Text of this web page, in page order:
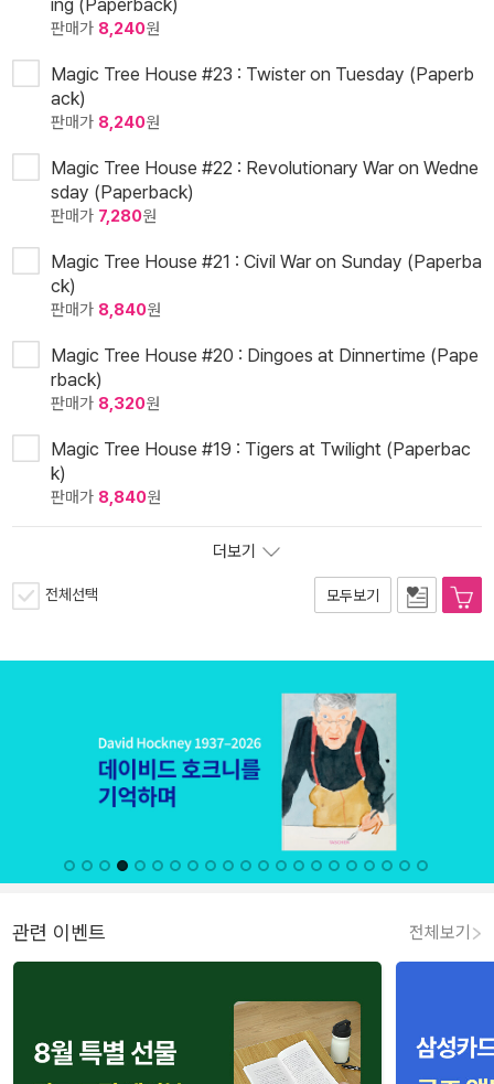
ing (Paperback)
판매가 8,240원
Magic Tree House #23 : Twister on Tuesday (Paperb
ack)
판매가 8,240원
Magic Tree House #22 : Revolutionary War on Wedne
sday (Paperback)
판매가 7,280원
Magic Tree House #21 : Civil War on Sunday (Paperba
ck)
판매가 8,840원
Magic Tree House #20 : Dingoes at Dinnertime (Pape
rback)
판매가 8,320원
Magic Tree House #19 : Tigers at Twilight (Paperbac
k)
판매가 8,840원
더보기
전체선택 모두보기
관련 이벤트 전체보기